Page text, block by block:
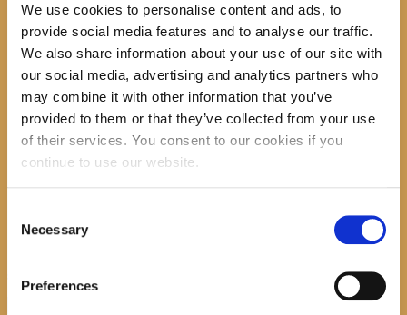
We use cookies to personalise content and ads, to
provide social media features and to analyse our traffic.
We also share information about your use of our site with
our social media, advertising and analytics partners who
may combine it with other information that you’ve
provided to them or that they’ve collected from your use
of their services. You consent to our cookies if you
continue to use our website.
Selection
Necessary
Preferences
Low tox je način života bez štetnih kemikalija, koji između
ostalog ima za cilj i učenje, rast i rad na sebi.
Ako Vas zanima kako izraditi kvalitetan domaći peeling za
pridružite nam se!